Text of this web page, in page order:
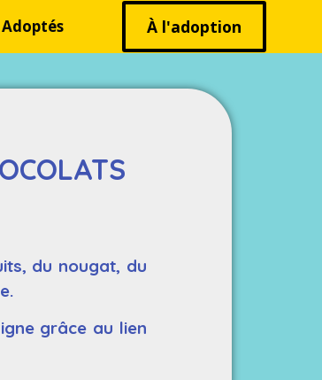
Adoptés À l'adoption
du nougat, du
grâce au lien